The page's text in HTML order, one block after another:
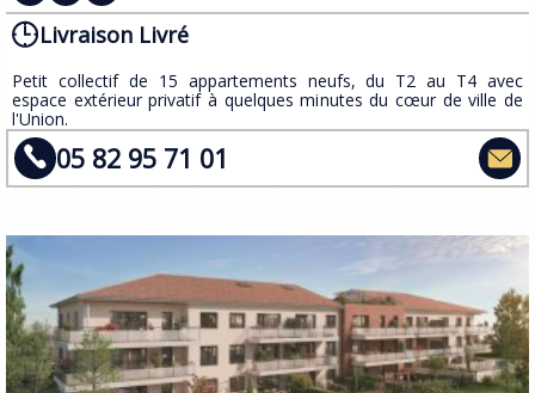
Livraison Livré
Petit collectif de 15 appartements neufs, du T2 au T4 avec
espace extérieur privatif à quelques minutes du cœur de ville de
l'Union.
05 82 95 71 01